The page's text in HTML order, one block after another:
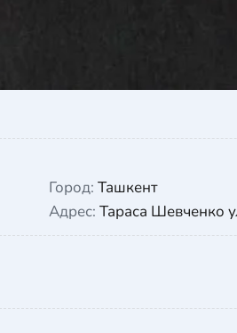
Город: Ташкент
Адрес: Тараса Шевченко